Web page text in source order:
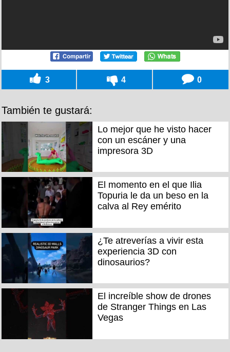
3 4 0
También te gustará:
Lo mejor que he visto hacer
con un escáner y una
impresora 3D
El momento en el que Ilia
Topuria le da un beso en la
calva al Rey emérito
¿Te atreverías a vivir esta
experiencia 3D con
dinosaurios?
El increíble show de drones
de Stranger Things en Las
Vegas